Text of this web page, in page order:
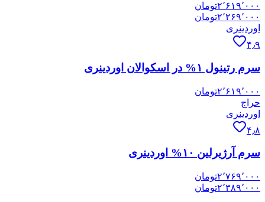
۲٬۶۱۹٬۰۰۰تومان
۲٬۲۶۹٬۰۰۰تومان
اوردینری
۴٫۹
سرم رتینول ۱% در اسکوالان اوردینری
۲٬۶۱۹٬۰۰۰تومان
حراج
اوردینری
۴٫۸
سرم آرژیرلین ۱۰% اوردینری
۲٬۷۶۹٬۰۰۰تومان
۲٬۳۸۹٬۰۰۰تومان